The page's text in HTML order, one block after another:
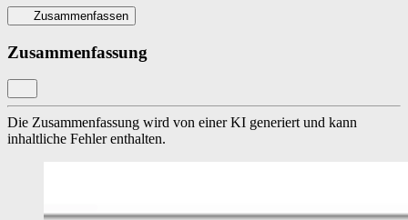
Zusammenfassen
Zusammenfassung
Die Zusammenfassung wird von einer KI generiert und kann
inhaltliche Fehler enthalten.